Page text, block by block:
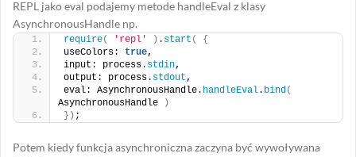
REPL jako eval podajemy metode handleEval z klasy
AsynchronousHandle np.
require( 'repl' ) . start (
{
useColors: true,
input: process. stdin,
output: process. stdout,
eval: AsynchronousHandle. handleEval. bind(
AsynchronousHandle
)
}) ;
Potem kiedy funkcja asynchroniczna zaczyna być wywoływana